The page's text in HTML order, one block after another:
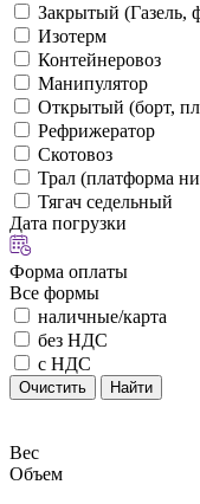
Закрытый (Газель,
Изотерм
Контейнеровоз
Манипулятор
Открытый (борт,
Рефрижератор
Скотовоз
Трал (платформа
Тягач седельный
Дата погрузки
Форма оплаты
Все формы
наличные/карта
без НДС
с НДС
Очистить Найти
Вес
Объем